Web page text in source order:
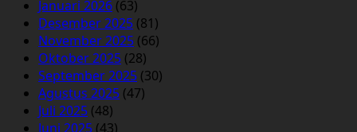
Januari 2026 (63)
Desember 2025 (81)
November 2025 (66)
Oktober 2025 (28)
September 2025 (30)
Agustus 2025 (47)
Juli 2025 (48)
Juni 2025 (43)